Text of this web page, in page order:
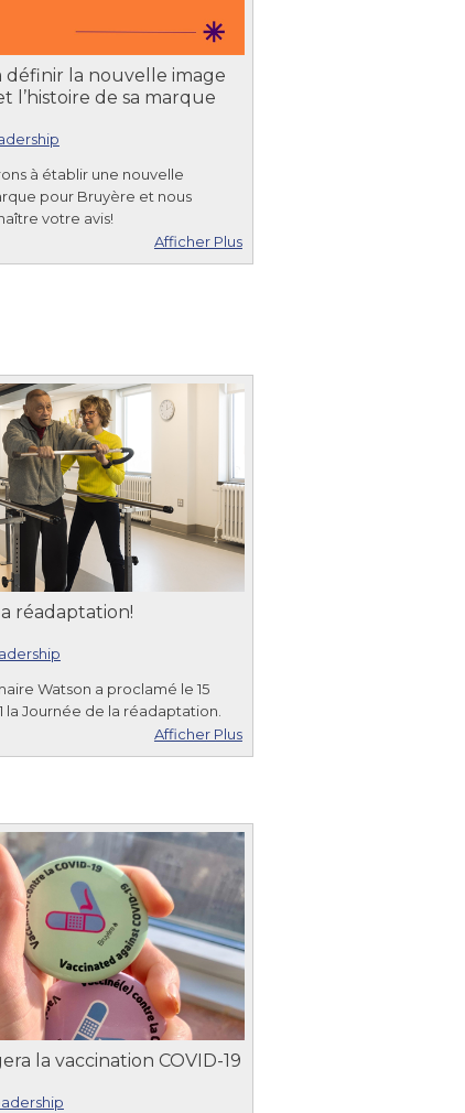
définir la nouvelle image
l’histoire de sa marque
à établir une nouvelle
pour Bruyère et nous
votre avis!
Afficher Plus
réadaptation!
Watson a proclamé le 15
la Journée de la réadaptation.
Afficher Plus
la vaccination COVID-19